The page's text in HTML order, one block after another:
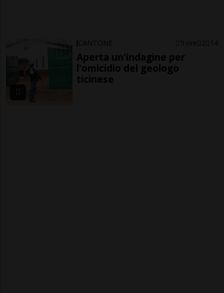
CANTONE 5 ore 2 14
Aperta un'indagine per
l'omicidio del geologo
ticinese